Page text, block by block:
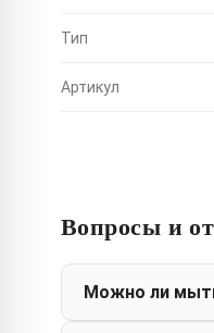
Тип
Артикул
Вопросы и
Можно ли